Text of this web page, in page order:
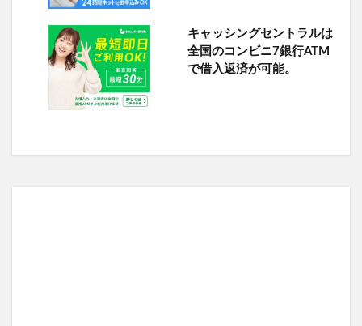
キャッシングセントラルは
全国のコンビニ7銀行ATM
で借入返済が可能。